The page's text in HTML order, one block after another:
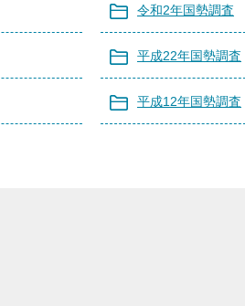
令和2年国勢調査
平成22年国勢調査
平成12年国勢調査